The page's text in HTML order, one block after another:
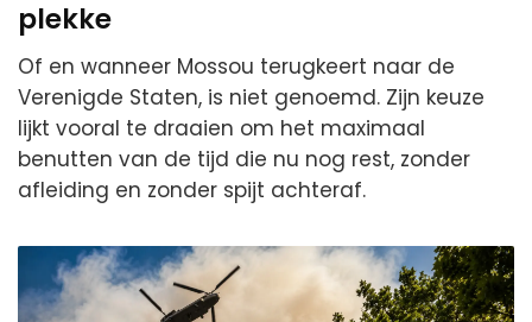
plekke
Of en wanneer Mossou terugkeert naar de
Verenigde Staten, is niet genoemd. Zijn keuze
lijkt vooral te draaien om het maximaal
benutten van de tijd die nu nog rest, zonder
afleiding en zonder spijt achteraf.